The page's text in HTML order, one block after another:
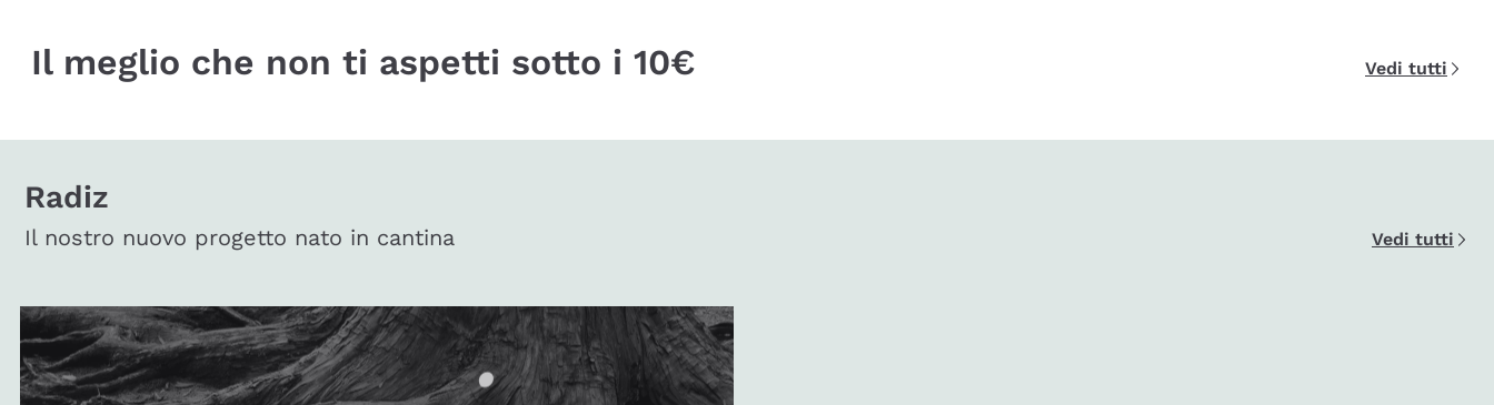
Il meglio che non ti aspetti sotto i 10€ Vedi tutti
Radiz
Il nostro nuovo progetto nato in cantina Vedi tutti